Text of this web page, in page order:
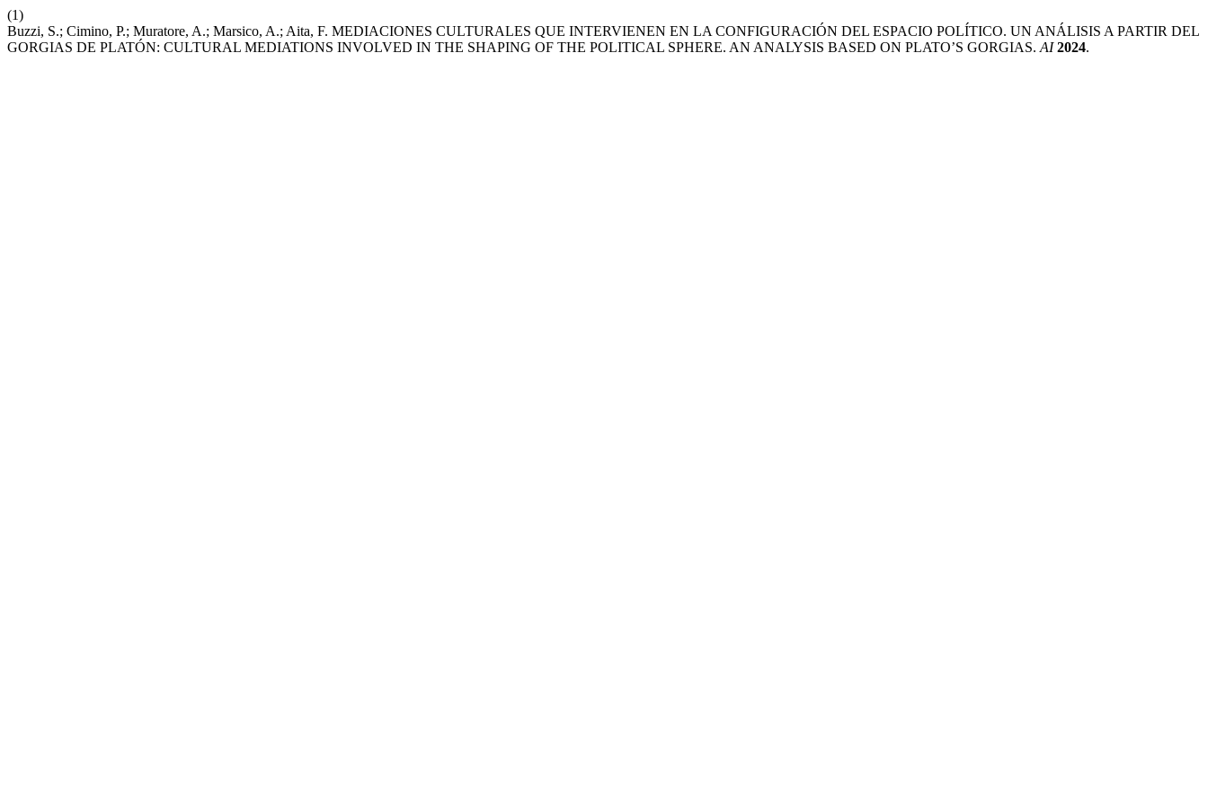
(1)
Buzzi, S.; Cimino, P.; Muratore, A.; Marsico, A.; Aita, F. MEDIACIONES CULTURALES QUE INTERVIENEN EN LA CONFIGURACIÓN DEL ESPACIO POLÍTICO. UN ANÁLISIS A PARTIR DEL
GORGIAS DE PLATÓN: CULTURAL MEDIATIONS INVOLVED IN THE SHAPING OF THE POLITICAL SPHERE. AN ANALYSIS BASED ON PLATO’S GORGIAS. AI 2024.